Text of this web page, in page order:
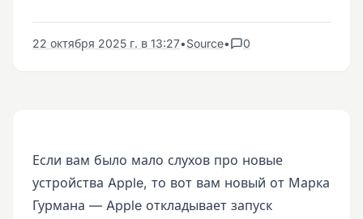
22 октября 2025 г. в 13:27•Source• 0
Если вам было мало слухов про новые
устройства Apple, то вот вам новый от Марка
Гурмана — Apple откладывает запуск